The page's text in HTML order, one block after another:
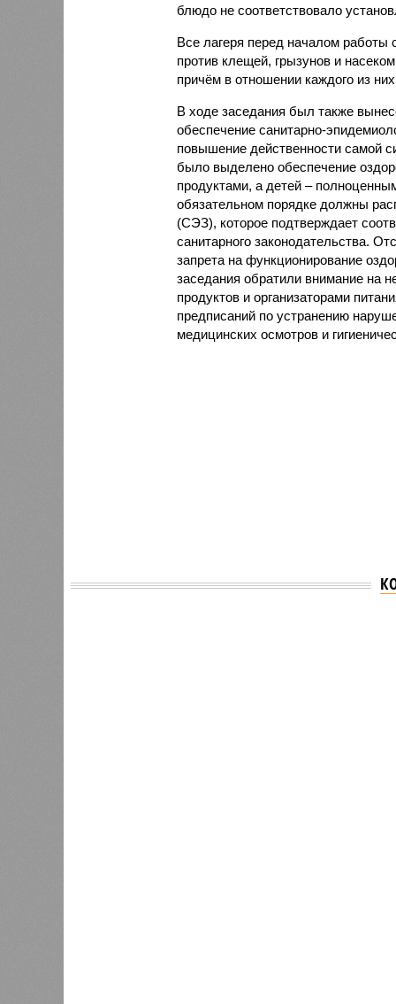
блюдо не соответствовало
Все лагеря перед началом работы
против клещей, грызунов и
причём в отношении каждого из
В ходе заседания был также
обеспечение санитарно-
повышение действенности самой
было выделено обеспечение
продуктами, а детей –
обязательном порядке должны
(СЭЗ), которое подтверждает
санитарного законодательства.
запрета на функционирование
заседания обратили внимание на
продуктов и организаторами
предписаний по устранению
медицинских осмотров и